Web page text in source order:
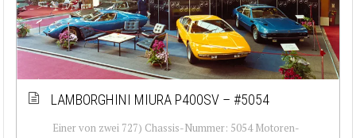
LAMBORGHINI MIURA P400SV – #5054
Einer von zwei 727) Chassis-Nummer: 5054 Motoren-